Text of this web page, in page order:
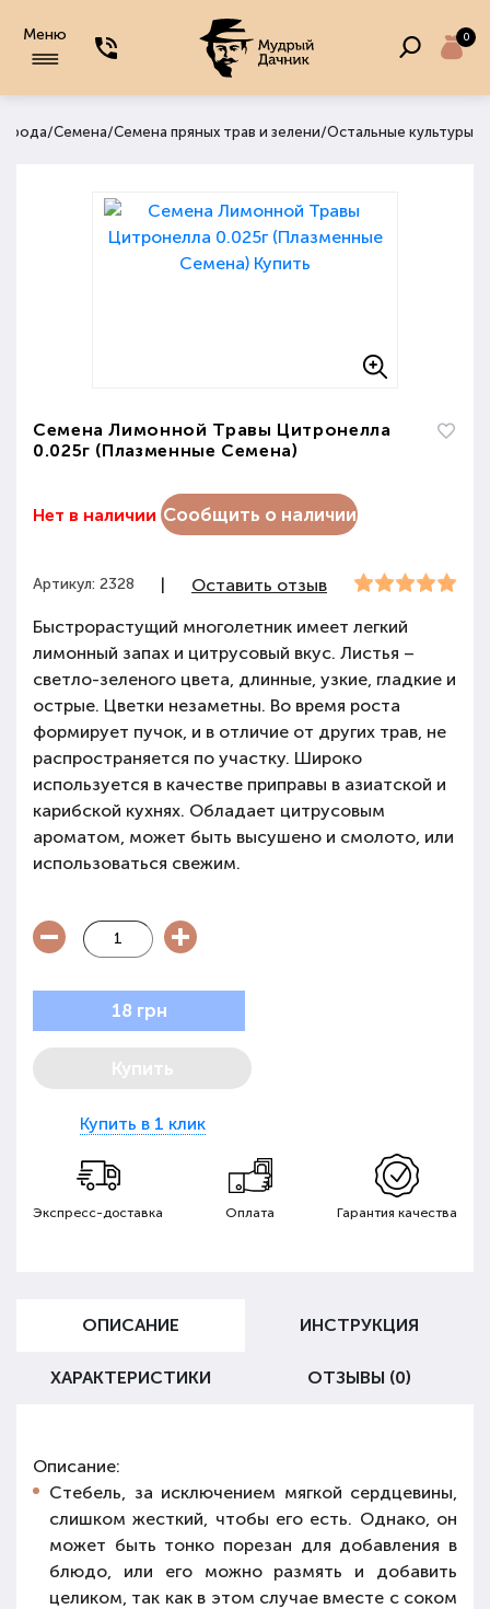
Меню 0
/Семена/Семена пряных трав и зелени/Остальные культуры
Семена Лимонной Травы Цитронелла
0.025г (Плазменные Семена)
Нет в наличии Сообщить о наличии
Артикул: 2328 |
Оставить отзыв
Быстрорастущий многолетник имеет легкий
лимонный запах и цитрусовый вкус. Листья –
светло-зеленого цвета, длинные, узкие, гладкие и
острые. Цветки незаметны. Во время роста
формирует пучок, и в отличие от других трав, не
распространяется по участку. Широко
используется в качестве приправы в азиатской и
карибской кухнях. Обладает цитрусовым
ароматом, может быть высушено и смолото, или
использоваться свежим.
18 грн
Купить
Купить в 1 клик
Экспресс-доставка Оплата Гарантия качества
ОПИСАНИЕ ИНСТРУКЦИЯ
ХАРАКТЕРИСТИКИ ОТЗЫВЫ (0)
Описание:
Стебель, за исключением мягкой сердцевины,
слишком жесткий, чтобы его есть. Однако, он
может быть тонко порезан для добавления в
блюдо, или его можно размять и добавить
целиком, так как в этом случае вместе с соком